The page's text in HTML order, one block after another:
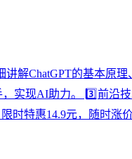
解ChatGPT的基本原
实现AI助力。 3️⃣前沿
时特惠14.9元，随时涨价